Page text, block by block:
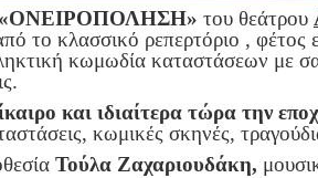
«ΟΝΕΙΡΟΠΟΛΗΣΗ» του θεάτρου
το κλασσικό ρεπερτόριο , φέτος
κωμωδία καταστάσεων με
και ιδιαίτερα τώρα την
κωμικές σκηνές,
Τούλα Ζαχαριουδάκη,